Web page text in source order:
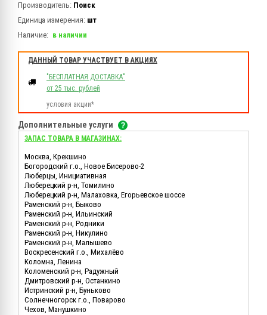
Производитель: Поиск
Единица измерения: шт
Наличие: в наличии
ДАННЫЙ ТОВАР УЧАСТВУЕТ В АКЦИЯХ
"БЕСПЛАТНАЯ ДОСТАВКА"
от 25 тыс. рублей
условия акции*
Дополнительные услуги
ЗАПАС ТОВАРА В МАГАЗИНАХ:
Москва, Крекшино
Богородский г.о., Новое Бисерово-2
Люберцы, Инициативная
Люберецкий р-н, Томилино
Люберецкий р-н, Малаховка, Егорьевское шоссе
Раменский р-н, Быково
Раменский р-н, Ильинский
Раменский р-н, Родники
Раменский р-н, Никулино
Раменский р-н, Малышево
Воскресенский г.о., Михалёво
Коломна, Ленина
Коломенский р-н, Радужный
Дмитровский р-н, Останкино
Истринский р-н, Буньково
Солнечногорск г.о., Поварово
Чехов, Манушкино